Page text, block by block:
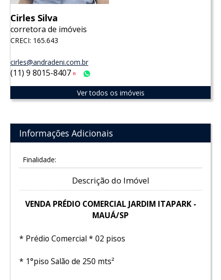
Cirles Silva
corretora de imóveis
CRECI: 165.643
cirles@andradeni.com.br
(11) 9 8015-8407 Tim
Ver todos os imóveis
Informações Adicionais
Finalidade:
Descrição do Imóvel
VENDA PRÉDIO COMERCIAL JARDIM ITAPARK -
MAUÁ/SP
* Prédio Comercial * 02 pisos
* 1°piso Salão de 250 mts²